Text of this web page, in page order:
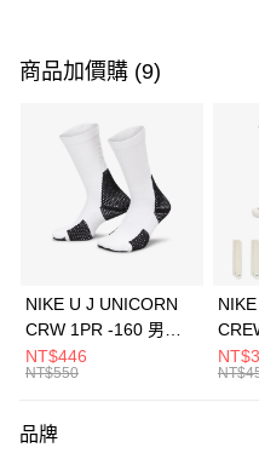
信用卡一次付款
3 期 0 利率 每期
合作金庫商業銀行
華南商業銀行
上海商業儲蓄銀行
元大商業銀行
台灣樂天信用卡公司
Apple Pay
全盈+PAY
AFTEE先享後付
【關於「AFTEE先享後付」】
商品加價購 (9)
NIKE U J UNICORN
CRW 1PR -160 男女
中統襪 FZ3393100
NT$446
NT$550
品牌